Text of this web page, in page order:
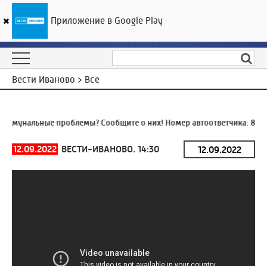
ГТРК «Ивтелерадио»
Вести Иваново > Все
проблемы? Сообщите о них! Номер автоответчика:8
12.09.2022 ВЕСТИ-ИВАНОВО. 14:30
Приложение в Google Play